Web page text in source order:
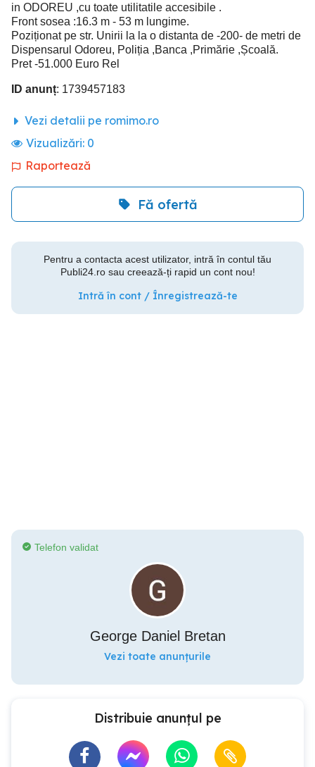
in ODOREU ,cu toate utilitatile accesibile .
Front sosea :16.3 m - 53 m lungime.
Poziționat pe str. Unirii la la o distanta de -200- de metri de
Dispensarul Odoreu, Poliția ,Banca ,Primărie ,Școală.
Pret -51.000 Euro Rel
ID anunț: 1739457183
Vezi detalii pe romimo.ro
Vizualizări: 0
Raportează
Fă ofertă
Pentru a contacta acest utilizator, intră în contul tău
Publi24.ro sau creează-ți rapid un cont nou!
Intră în cont / Înregistrează-te
Telefon validat
George Daniel Bretan
Vezi toate anunțurile
Distribuie anunțul pe